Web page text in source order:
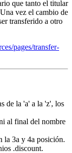
que tanto el titular
vez el cambio de
transferido a otro
pages/transfer-
de la 'a' a la 'z', los
al final del nombre
la 3a y 4a posición.
.discount.